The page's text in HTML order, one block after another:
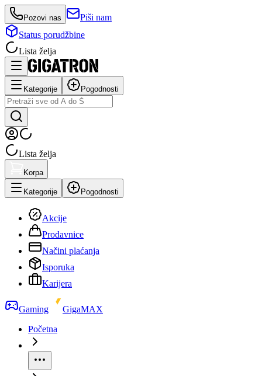
Pozovi nas
Piši nam
Status porudžbine
Lista želja
Kategorije Pogodnosti
Lista želja
Korpa
Kategorije Pogodnosti
Akcije
Prodavnice
Načini plaćanja
Isporuka
Karijera
Gaming
GigaMAX
Početna